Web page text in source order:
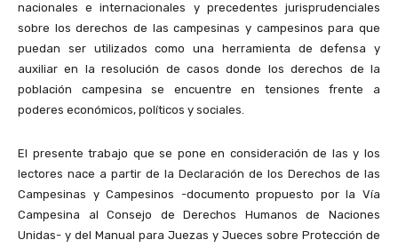
nacionales e internacionales y precedentes jurisprudenciales
sobre los derechos de las campesinas y campesinos para que
puedan ser utilizados como una herramienta de defensa y
auxiliar en la resolución de casos donde los derechos de la
población campesina se encuentre en tensiones frente a
poderes económicos, políticos y sociales.
El presente trabajo que se pone en consideración de las y los
lectores nace a partir de la Declaración de los Derechos de las
Campesinas y Campesinos -documento propuesto por la Vía
Campesina al Consejo de Derechos Humanos de Naciones
Unidas- y del Manual para Juezas y Jueces sobre Protección de